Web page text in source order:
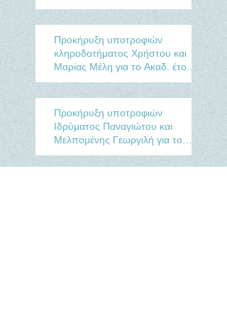
Ψωμοστήθη για το έτος 2021
Προκήρυξη υποτροφιών
κληροδοτήματος Χρήστου και
Μαρίας Μέλη για το Ακαδ. έτος
2020-2021
Προκήρυξη υποτροφιών
Ιδρύματος Παναγιώτου και
Μελπομένης Γεωργιλή για το
Ακαδ. έτος 2020-2021